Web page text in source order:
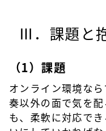
Ⅲ．課題と
（1）課題
オンライン環境な
奏以外の面で気を
も、柔軟に対応で